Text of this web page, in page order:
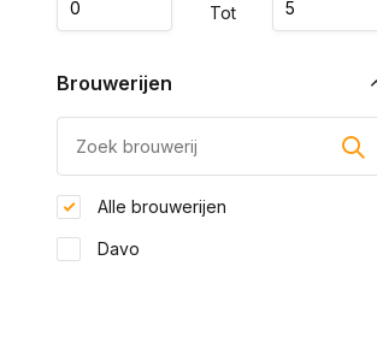
Tot
Brouwerijen
Alle brouwerijen
Davo